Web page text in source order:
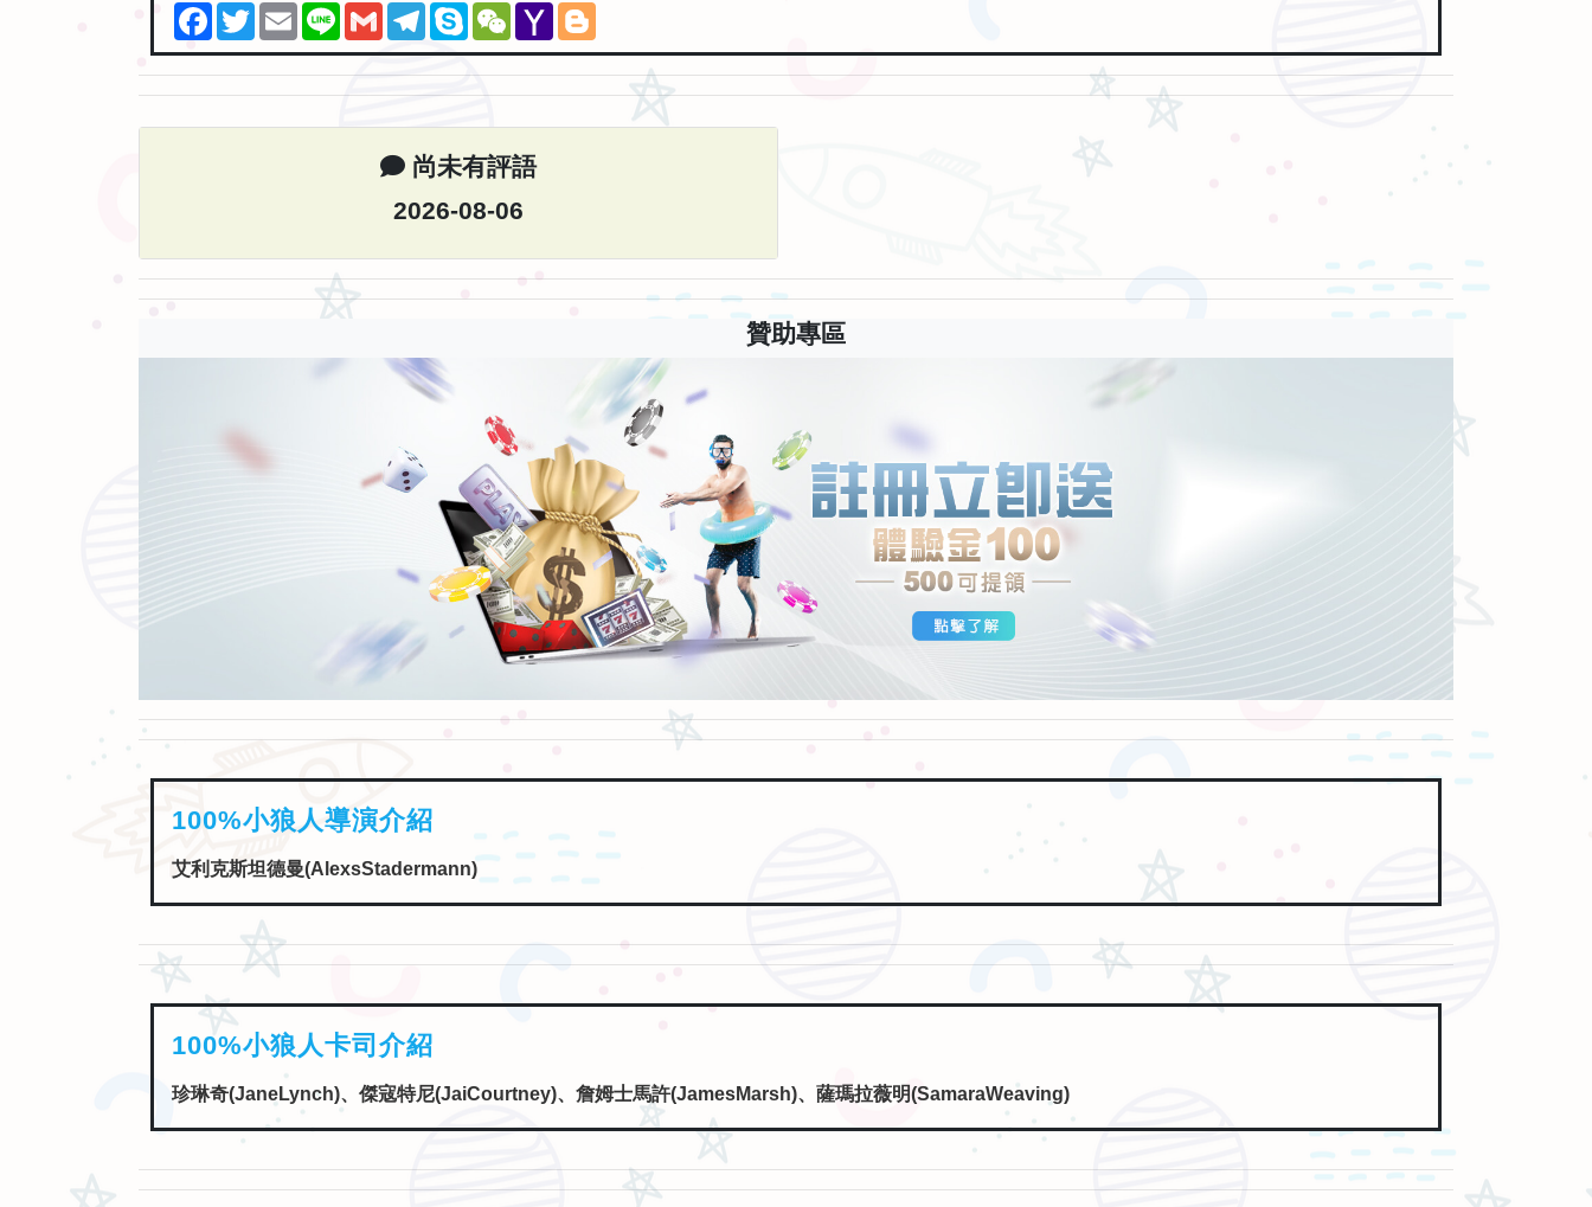
Facebook
TwitterEmailLine GmailTelegramSkypeWeChatYahoo
Mail
尚未有評語
2026-08-06
贊助專區
100%小狼人導演介紹
艾利克斯坦德曼(AlexsStadermann)